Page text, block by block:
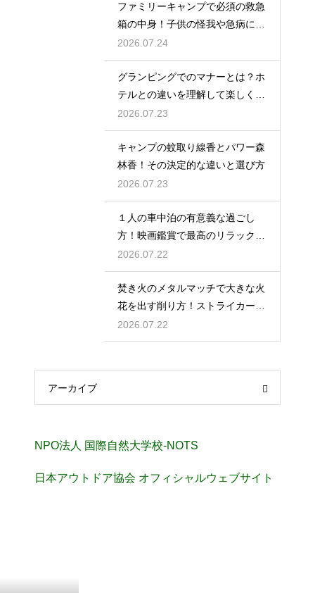
ファミリーキャンプで必須の救急
箱の中身！子供の怪我や急病に備
えるセット
2026.07.24
グランピングでのマナーとは？ホ
テルとの違いを理解して楽しく過
ごす
2026.07.23
キャンプの蚊取り線香とパワー森
林香！その決定的な違いと選び方
2026.07.23
１人の車中泊の有意義な過ごし
方！映画鑑賞で最高のリラックス
タイム
2026.07.22
焚き火のメタルマッチで大きな火
花を出す削り方！ストライカーの
角度の秘密
2026.07.22
アーカイブ
NPO法人 国際自然大学校-NOTS
日本アウトドア協会 オフィシャルウェブサイト